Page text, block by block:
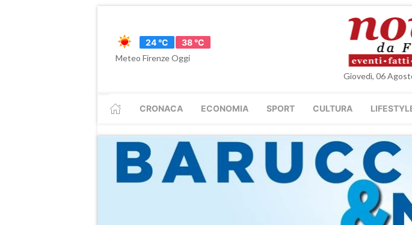
24 °C
38 °C
Meteo Firenze Oggi
Giovedì, 06
CRONACA ECONOMIA SPORT CULTURA